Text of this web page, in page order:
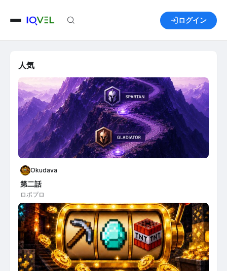
ログイン
人気
Okudava
第二話
ロポプロ